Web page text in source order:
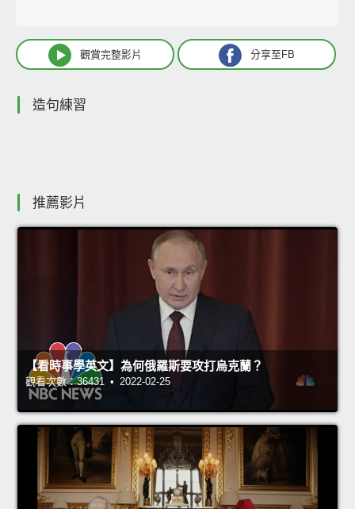
觀賞完整影片 分享至FB
造句練習
推薦影片
【看時事學英文】為何俄羅斯要攻打烏克蘭？
觀看次數：36431 • 2022-02-25